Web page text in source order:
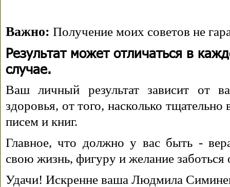
Важно: Получение моих советов не
Результат может отличаться в
случае.
Ваш личный результат зависит от
здоровья, от того, насколько
писем и книг.
Главное, что должно у вас быть -
свою жизнь, фигуру и желание заботься
Удачи! Искренне ваша Людмила